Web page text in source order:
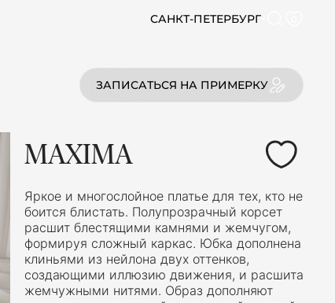
САНКТ-ПЕТЕРБУРГ
ЗАПИСАТЬСЯ НА ПРИМЕРКУ
MAXIMA
Яркое и многослойное платье для тех, кто не
боится блистать. Полупрозрачный корсет
расшит блестящими камнями и жемчугом,
формируя сложный каркас. Юбка дополнена
клиньями из нейлона двух оттенков,
создающими иллюзию движения, и расшита
жемчужными нитями. Образ дополняют